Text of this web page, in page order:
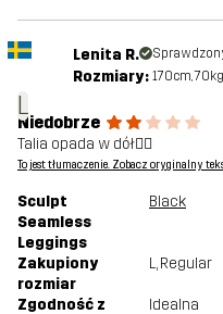
L
Lenita R.
Rozmiary: 170cm, 70kg
Niedobrze
Talia opada w dół👎🏻
To jest tłumaczenie. Zobacz oryginalny
Sculpt
Seamless
Leggings
Black
Zakupiony
rozmiar
L, Regular
Zgodność z
Idealna